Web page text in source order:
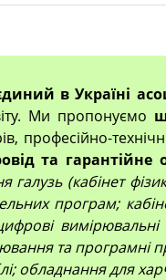
в Україні
Ми пропонуємо
професійно-
та гарантійне
галузь (кабінет
програм;
та програмні
обладнання для